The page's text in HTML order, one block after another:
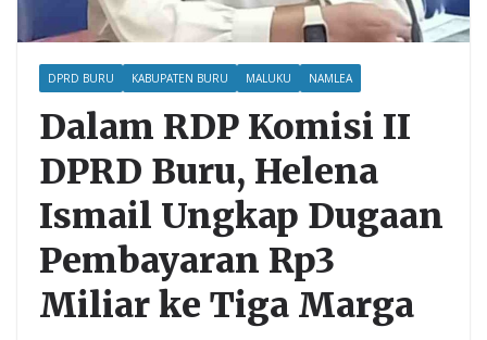
DPRD BURU KABUPATEN BURU MALUKU NAMLEA
Dalam RDP Komisi II
DPRD Buru, Helena
Ismail Ungkap Dugaan
Pembayaran Rp3
Miliar ke Tiga Marga